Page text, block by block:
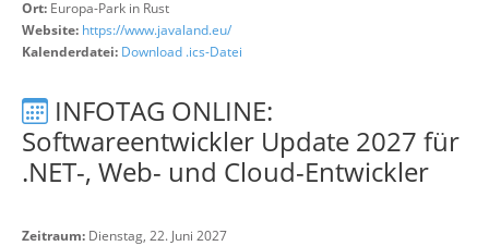
Ort: Europa-Park in Rust
Website: https://www.javaland.eu/
Kalenderdatei: Download .ics-Datei
INFOTAG ONLINE:
Softwareentwickler Update 2027 für
.NET-, Web- und Cloud-Entwickler
Zeitraum: Dienstag, 22. Juni 2027